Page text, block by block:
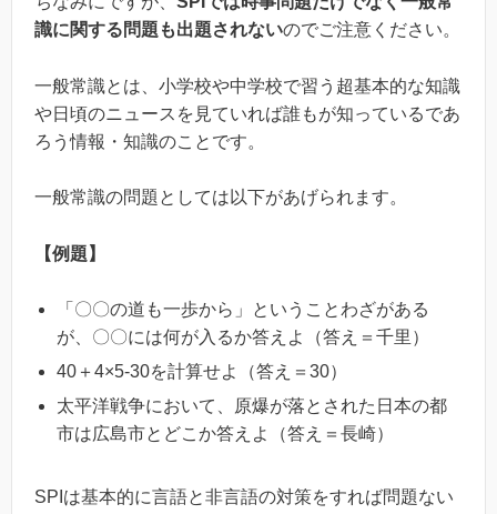
識に関する問題も出題されないのでご注意ください。
一般常識とは、小学校や中学校で習う超基本的な知識
や日頃のニュースを見ていれば誰もが知っているであ
ろう情報・知識のことです。
一般常識の問題としては以下があげられます。
【例題】
「〇〇の道も一歩から」ということわざがある
が、〇〇には何が入るか答えよ（答え＝千里）
40＋4×5-30を計算せよ（答え＝30）
太平洋戦争において、原爆が落とされた日本の都
市は広島市とどこか答えよ（答え＝長崎）
SPIは基本的に言語と非言語の対策をすれば問題ない